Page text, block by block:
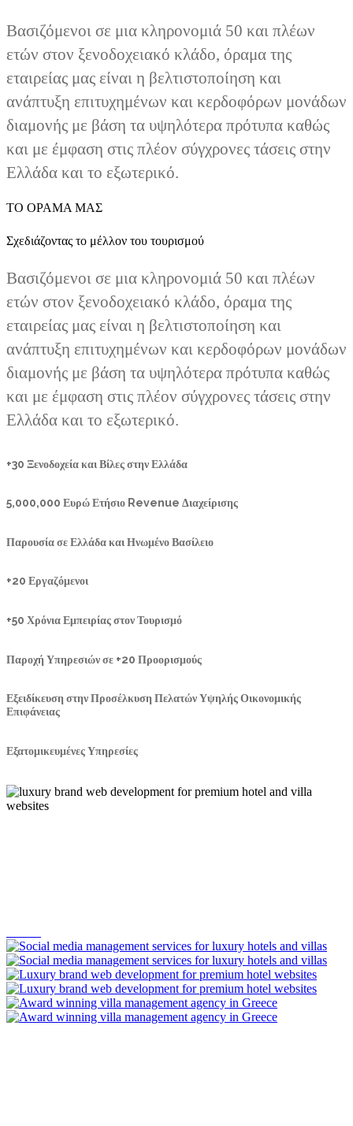
Βασιζόμενοι σε μια κληρονομιά 50 και πλέων
ετών στον ξενοδοχειακό κλάδο, όραμα της
εταιρείας μας είναι η βελτιστοποίηση και
ανάπτυξη επιτυχημένων και κερδοφόρων μονάδων
διαμονής με βάση τα υψηλότερα πρότυπα καθώς
και με έμφαση στις πλέον σύγχρονες τάσεις στην
Ελλάδα και το εξωτερικό.
ΤΟ ΟΡΑΜΑ ΜΑΣ
Σχεδιάζοντας το μέλλον του τουρισμού
Βασιζόμενοι σε μια κληρονομιά 50 και πλέων
ετών στον ξενοδοχειακό κλάδο, όραμα της
εταιρείας μας είναι η βελτιστοποίηση και
ανάπτυξη επιτυχημένων και κερδοφόρων μονάδων
διαμονής με βάση τα υψηλότερα πρότυπα καθώς
και με έμφαση στις πλέον σύγχρονες τάσεις στην
Ελλάδα και το εξωτερικό.
+30 Ξενοδοχεία και Βίλες στην Ελλάδα
5,000,000 Ευρώ Ετήσιο Revenue Διαχείρισης
Παρουσία σε Ελλάδα και Ηνωμένο Βασίλειο
+20 Εργαζόμενοι
+50 Χρόνια Εμπειρίας στον Τουρισμό
Παροχή Υπηρεσιών σε +20 Προορισμούς
Εξειδίκευση στην Προσέλκυση Πελατών Υψηλής Οικονομικής
Επιφάνειας
Εξατομικευμένες Υπηρεσίες